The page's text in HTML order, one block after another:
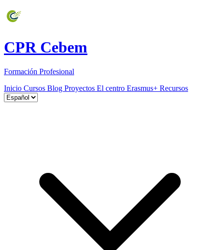
CPR Cebem
Formación Profesional
Inicio Cursos Blog Proyectos El centro Erasmus+ Recursos